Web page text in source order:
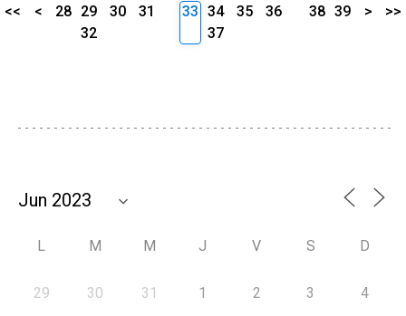
<< < 28 29 30
31
32
33 34 35
36
37
38 39 > >>
L M M J V S D
29 30 31 1 2 3 4